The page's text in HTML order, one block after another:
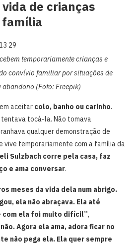
de crianças
família
temporariamente crianças e
convívio familiar por situações de
(Foto: Freepik)
aceitar colo, banho ou carinho.
tentava tocá-la. Não tomava
qualquer demonstração de
vive temporariamente com a família da
Sulzbach corre pela casa, faz
e ama conversar.
meses da vida dela num abrigo.
ela não abraçava. Ela até
com ela foi muito difícil”,
Agora ela ama, adora ficar no
não pega ela. Ela quer sempre